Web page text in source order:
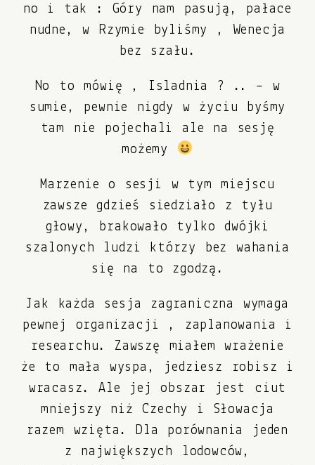
no i tak : Góry nam pasują, pałace
nudne, w Rzymie byliśmy , Wenecja
bez szału.
No to mówię , Isladnia ? .. – w
sumie, pewnie nigdy w życiu byśmy
tam nie pojechali ale na sesję
możemy
Marzenie o sesji w tym miejscu
zawsze gdzieś siedziało z tyłu
głowy, brakowało tylko dwójki
szalonych ludzi którzy bez wahania
się na to zgodzą.
Jak każda sesja zagraniczna wymaga
pewnej organizacji , zaplanowania i
researchu. Zawszę miałem wrażenie
że to mała wyspa, jedziesz robisz i
wracasz. Ale jej obszar jest ciut
mniejszy niż Czechy i Słowacja
razem wzięta. Dla porównania jeden
z największych lodowców,